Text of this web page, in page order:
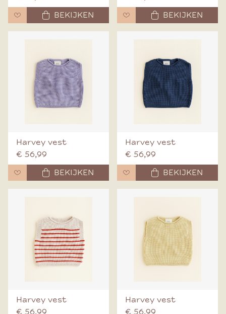
BEKIJKEN
BEKIJKEN
Harvey vest
€ 56,99
BEKIJKEN
Harvey vest
€ 56,99
BEKIJKEN
Harvey vest
€ 56,99
Harvey vest
€ 56,99